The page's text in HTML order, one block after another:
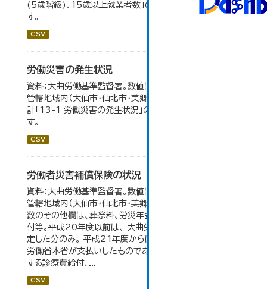
(5歳階級)、15歳以上就業者数」のデータを参照していま
す。
CSV
労働災害の発生状況
資料：大曲労働基準監督署。数値は大曲労働基準監督署の
管轄地域内（大仙市・仙北市・美郷町）の合計。 大仙市の統
計「13-1 労働災害の発生状況」のデータを参照していま
す。
CSV
労働者災害補償保険の状況
資料：大曲労働基準監督署。数値は大曲労働基準監督署の
管轄地域内（大仙市・仙北市・美郷町）の合計。 保険給付件
数のその他欄は、葬祭料、労災年金受給者への介護補償給
付等。平成20年度以前は、 大曲労働基準監督署が支給決
定した分のみ。 平成21年度からは、業務集中化により厚生
労働省本省が支払いしたものであり、指定医療機関等に対
する診療費給付、...
CSV